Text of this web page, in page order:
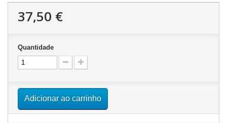
37,50 €
Quantidade
Adicionar ao carrinho